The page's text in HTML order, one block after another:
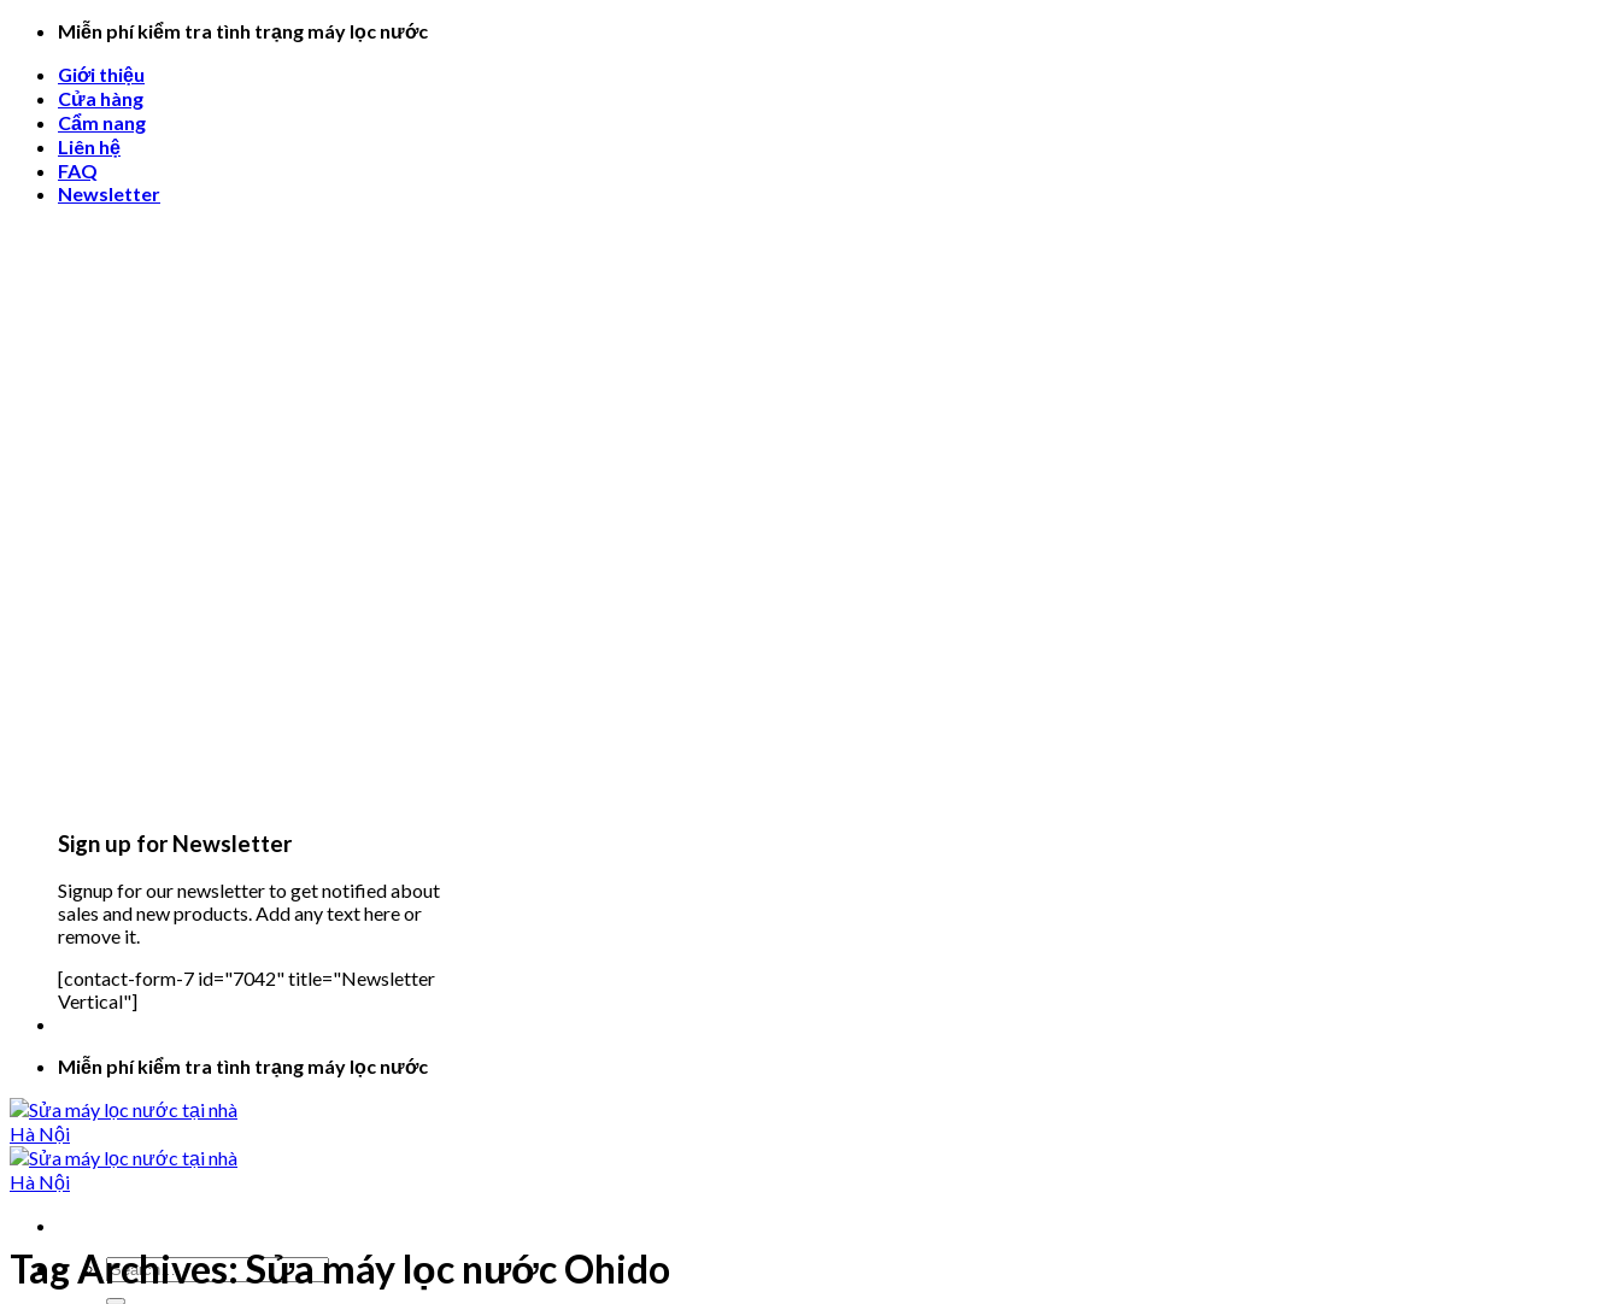
Skip
content
Miễn phí kiểm tra tình trạng máy lọc nước
Giới thiệu
Cửa hàng
Cẩm nang
Liên hệ
FAQ
Newsletter
Sign up for Newsletter
Signup for our newsletter to get notified about
sales and new products. Add any text here or
remove it.
[contact-form-7 id="7042" title="Newsletter
Vertical"]
Miễn phí kiểm tra tình trạng máy lọc nước
Search
for:
Tag Archives:Sửa máy lọc nước Ohido